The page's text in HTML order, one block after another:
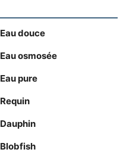
Eau douce
Eau osmosée
Eau pure
Requin
Dauphin
Blobfish